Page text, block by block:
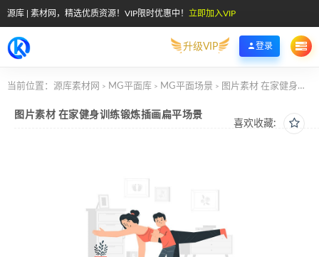
源库 | 素材网，精选优质资源！VIP限时优惠中！ 立即加入VIP
升级VIP 登录
当前位置： 源库素材网 > MG平面库 > MG平面场景 > 图片素材 在家健身训练锻炼插画扁平场景
喜欢收藏:
图片素材 在家健身训练锻炼插画扁平场景